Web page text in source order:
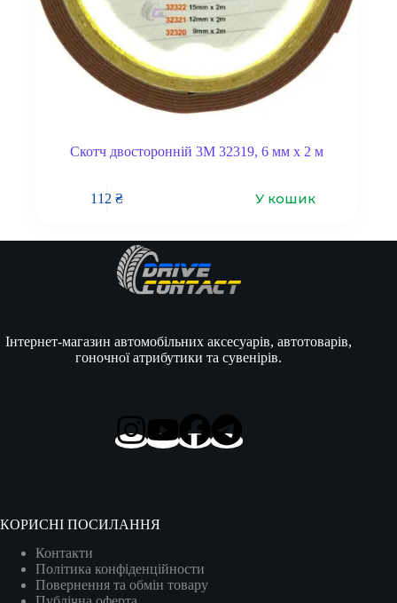
Скотч двосторонній 3M 32319, 6 мм x 2 м
112₴ У кошик
Інтернет-магазин автомобільних аксесуарів, автотоварів,
гоночної атрибутики та сувенірів.
КОРИСНІ ПОСИЛАННЯ
Контакти
Політика конфіденційности
Повернення та обмін товару